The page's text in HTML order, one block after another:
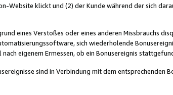
Website klickt und (2) der Kunde während der sich
eines Verstoßes oder eines anderen Missbrauchs
sich wiederholende
eigenem Ermessen, ob ein Bonusereignis
sind in Verbindung mit dem entsprechenden